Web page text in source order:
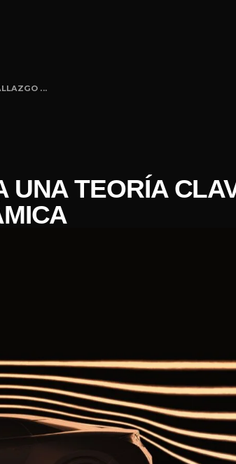
...
UNA TEORÍA